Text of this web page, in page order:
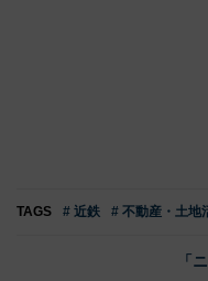
TAGS # 近鉄 # 不動産・土地
「